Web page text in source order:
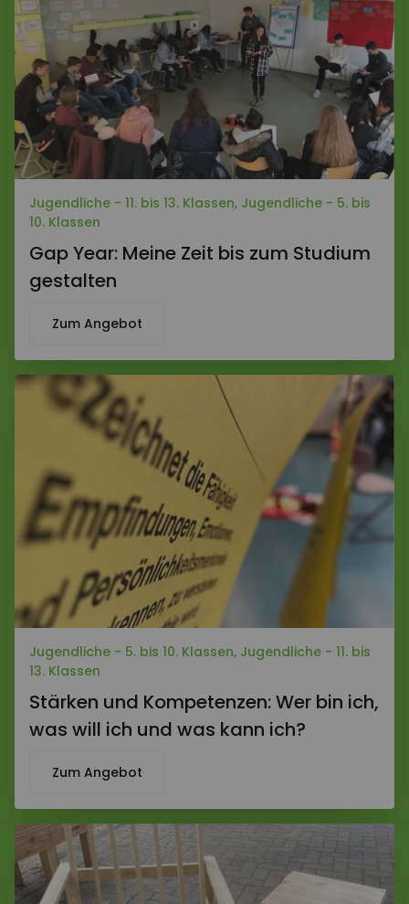
Jugendliche - 11. bis 13. Klassen, Jugendliche - 5. bis
10. Klassen
Gap Year: Meine Zeit bis zum Studium
gestalten
Zum Angebot
Jugendliche - 5. bis 10. Klassen, Jugendliche - 11. bis
13. Klassen
Stärken und Kompetenzen: Wer bin ich,
was will ich und was kann ich?
Zum Angebot